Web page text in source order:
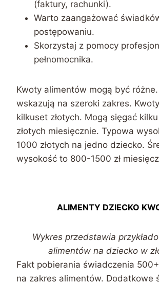
(faktury, rachunki).
Warto zaangażować
postępowaniu.
Skorzystaj z pomocy
pełnomocnika.
Kwoty alimentów mogą być
wskazują na szeroki zakres.
kilkuset złotych. Mogą sięgać
złotych miesięcznie. Typowa
1000 złotych na jedno dziecko.
wysokość to 800-1500 zł
ALIMENTY DZIECKO
Wykres przedstawia
alimentów na dziecko w
Fakt pobierania świadczenia
na zakres alimentów. Dodatkowe